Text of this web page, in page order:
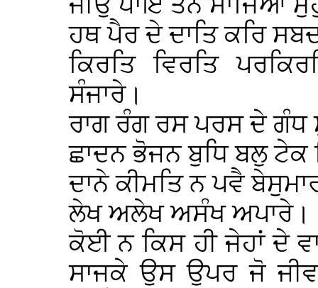
ਹਥ ਪੈਰ ਦੇ ਦਾਤਿ ਕਰਿ
ਕਿਰਤਿ ਵਿਰਤਿ
ਸੰਜਾਰੇ।
ਰਾਗ ਰੰਗ ਰਸ ਪਰਸ ਦੇ ਗੰਧ
ਛਾਦਨ ਭੋਜਨ ਬੁਧਿ ਬਲੁ ਟੇਕ
ਦਾਨੇ ਕੀਮਤਿ ਨ ਪਵੈ
ਲੇਖ ਅਲੇਖ ਅਸੰਖ ਅਪਾਰੇ।।
ਕੋਈ ਨ ਕਿਸ ਹੀ ਜੇਹਾਂ ਦੇ
ਸਾਜਕੇ ਉਸ ਉਪਰ ਜੋ